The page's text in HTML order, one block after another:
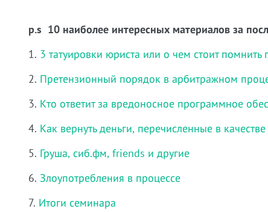
p.s 10 наиболее интересных материалов за
1. 3 татуировки юриста или о чем стоит
2. Претензионный порядок в арбитражном
3. Кто ответит за вредоносное программное
4. Как вернуть деньги, перечисленные в
5. Груша, сиб.фм, friends и другие
6. Злоупотребления в процессе
7. Итоги семинара